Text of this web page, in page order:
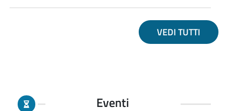
VEDI TUTTI
Eventi